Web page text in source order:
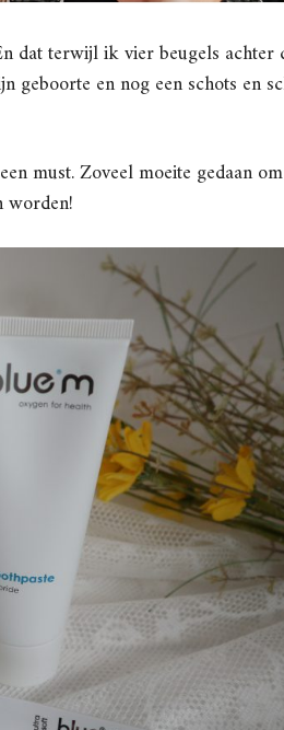
dat terwijl ik vier beugels achter
geboorte en nog een schots en
must. Zoveel moeite gedaan
worden!